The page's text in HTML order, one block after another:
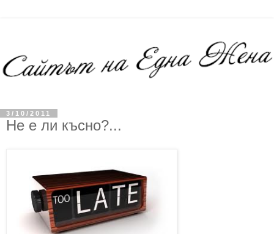
3/10/2011
Не е ли късно?...